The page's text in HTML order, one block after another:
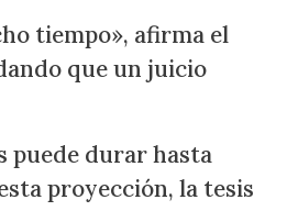
tiempo», afirma el
que un juicio
puede durar hasta
proyección, la tesis